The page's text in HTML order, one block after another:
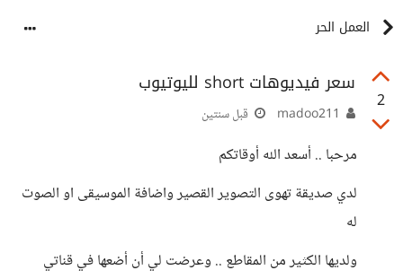
العمل الحر
2
سعر فيديوهات short لليوتيوب
قبل سنتين
مرحبا .. أسعد الله أوقاتكم
لدي صديقة تهوى التصوير القصير واضافة الموسيقى او الصوت
له
ولديها الكثير من المقاطع .. وعرضت لي أن أضعها في قناتي